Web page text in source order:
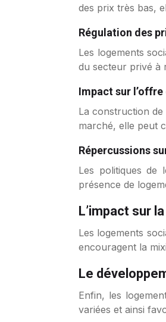
des prix très bas,
Régulation des
Les logements
du secteur privé à
Impact sur
La construction
marché, elle peut
Répercussions
Les politiques de
présence de
L’impact sur
Les logements
encouragent la
Le
Enfin, les
variées et ainsi